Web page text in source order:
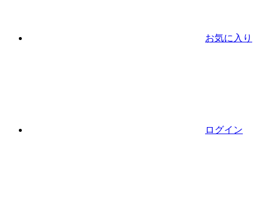
お気に入り
ログイン